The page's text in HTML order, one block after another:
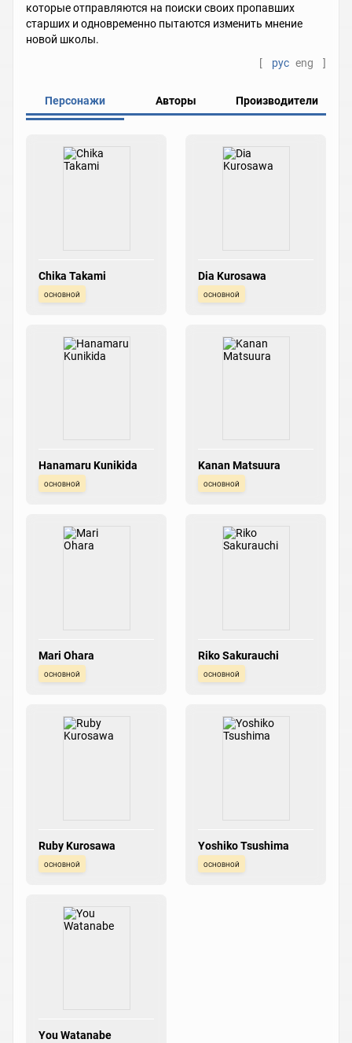
которые отправляются на поиски своих пропавших
старших и одновременно пытаются изменить мнение
новой школы.
[
рус eng ]
Персонажи Авторы Производители
Chika Takami
основной
Dia Kurosawa
основной
Hanamaru Kunikida
основной
Kanan Matsuura
основной
Mari Ohara
основной
Riko Sakurauchi
основной
Ruby Kurosawa
основной
Yoshiko Tsushima
основной
You Watanabe